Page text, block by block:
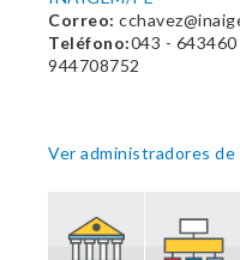
Correo:
Teléfono:043 -
944708752
Ver administradores de